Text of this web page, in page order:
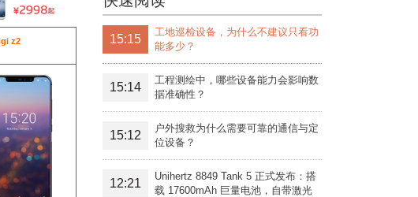
z2 15:15
工地巡检设备，为什么不建议只看功
能多少？
15:14
工程测绘中，哪些设备能力会影响数
据准确性？
15:12
户外搜救为什么需要可靠的通信与定
位设备？
12:21
Unihertz 8849 Tank 5 正式发布：搭
载 17600mAh 巨量电池，自带激光